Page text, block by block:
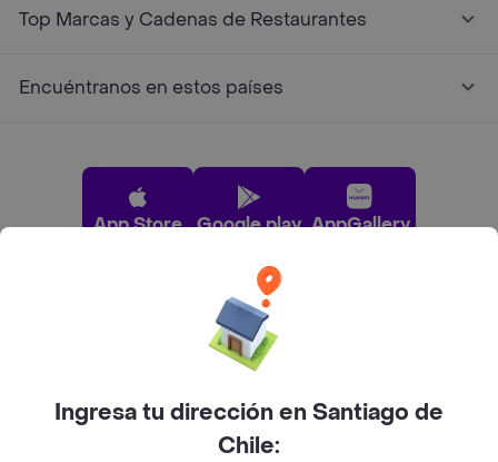
Top Marcas y Cadenas de Restaurantes
Encuéntranos en estos países
App Store Google play AppGallery
Pide tu comida favorita cerca de ti
Categorías
Ingresa tu dirección en Santiago de
Chile: